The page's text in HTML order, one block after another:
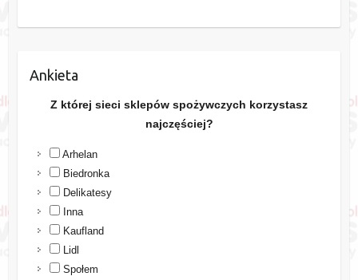
Ankieta
Z której sieci sklepów spożywczych korzystasz
najczęściej?
Arhelan
Biedronka
Delikatesy
Inna
Kaufland
Lidl
Społem